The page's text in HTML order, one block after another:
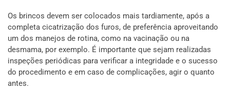
Os brincos devem ser colocados mais tardiamente, após a
completa cicatrização dos furos, de preferência aproveitando
um dos manejos de rotina, como na vacinação ou na
desmama, por exemplo. É importante que sejam realizadas
inspeções periódicas para verificar a integridade e o sucesso
do procedimento e em caso de complicações, agir o quanto
antes.